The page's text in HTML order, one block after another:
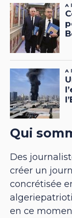
Qui
Des
créer un
concrétisée
en ce